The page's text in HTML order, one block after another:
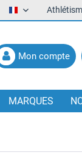
Francais
Mon compte
MARQUES